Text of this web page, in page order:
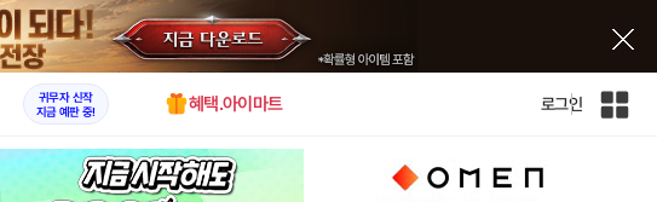
X
귀무자 신작
지금 예판 중!
혜택.아이마트 로그인
인